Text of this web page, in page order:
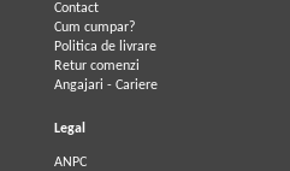
Contact
Cum cumpar?
Politica de livrare
Retur comenzi
Angajari - Cariere
Legal
ANPC